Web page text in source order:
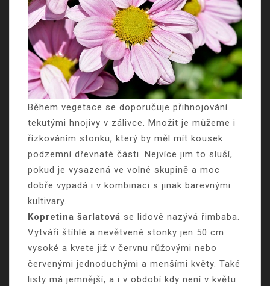
Během vegetace se doporučuje přihnojování
tekutými hnojivy v zálivce. Množit je můžeme i
řízkováním stonku, který by měl mít kousek
podzemní dřevnaté části. Nejvíce jim to sluší,
pokud je vysazená ve volné skupině a moc
dobře vypadá i v kombinaci s jinak barevnými
kultivary.
Kopretina šarlatová se lidově nazývá řimbaba.
Vytváří štíhlé a nevětvené stonky jen 50 cm
vysoké a kvete již v červnu růžovými nebo
červenými jednoduchými a menšími květy. Také
listy má jemnější, a i v období kdy není v květu